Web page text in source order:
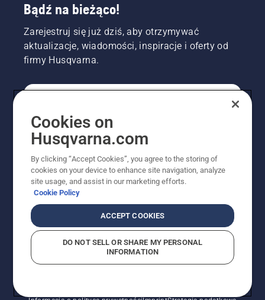
Bądź na bieżąco!
Zarejestruj się już dziś, aby otrzymywać
aktualizacje, wiadomości, inspiracje i oferty od
firmy Husqvarna.
PROFESJONALISTA
Cookies on
Husqvarna.com
By clicking “Accept Cookies”, you agree to the storing of
cookies on your device to enhance site navigation, analyze
site usage, and assist in our marketing efforts.
Cookie Policy
ACCEPT COOKIES
DO NOT SELL OR SHARE MY PERSONAL
INFORMATION